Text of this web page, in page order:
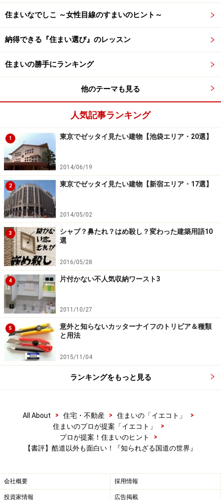
住まいなでしこ ～女性目線のすまいのヒント～
納得できる『住まい選び』のレッスン
住まいの勝手にランキング
他のテーマも見る
人気記事ランキング
1 東京でゼッタイ見たい建物【池袋エリア・20選】
2014/06/19
2 東京でゼッタイ見たい建物【新宿エリア・17選】
2014/05/02
3
シャブ？鼻たれ？はめ殺し？変わった建築用語10
選
2016/05/28
4 片付かない不人気収納ワースト3
2011/10/27
5
意外と知らないカッターナイフのトリビア＆種類
と用法
2015/11/04
ランキングをもっと見る
All About > 住宅・不動産 > 住まいの「イエコト」
>
住まいのプロが提案「イエコト」
>
プロが提案！住まいのヒント
>
【書評】酷道以外も面白い！『知られざる国道の世界』
会社概要 採用情報
投資家情報 広告掲載